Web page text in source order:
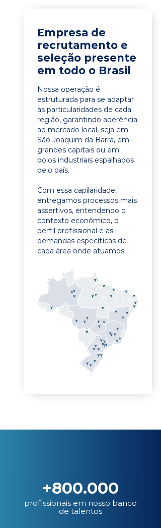
Empresa de
recrutamento e
seleção presente
em todo o Brasil
Nossa operação é
estruturada para se adaptar
às particularidades de cada
região, garantindo aderência
ao mercado local, seja em
São Joaquim da Barra, em
grandes capitais ou em
polos industriais espalhados
pelo país.
Com essa capilaridade,
entregamos processos mais
assertivos, entendendo o
contexto econômico, o
perfil profissional e as
demandas específicas de
cada área onde atuamos.
+800.000
profissionais em nosso banco
de talentos